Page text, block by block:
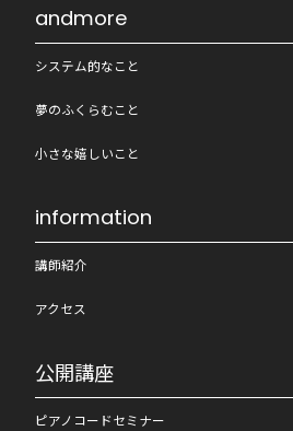
andmore
システム的なこと
夢のふくらむこと
小さな嬉しいこと
information
講師紹介
アクセス
公開講座
ピアノコードセミナー